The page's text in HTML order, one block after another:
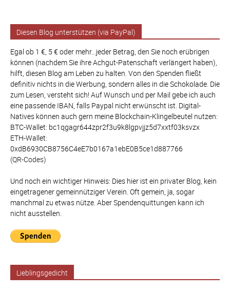
Diesen Blog unterstützen (via PayPal)
Egal ob 1 €, 5 € oder mehr...jeder Betrag, den Sie noch erübrigen
können (nachdem Sie ihre Achgut-Patenschaft verlängert haben),
hilft, diesen Blog am Leben zu halten. Von den Spenden fließt
definitiv nichts in die Werbung, sondern alles in die Schokolade. Die
zum Lesen, versteht sich! Auf Wunsch und per Mail gebe ich auch
eine passende IBAN, falls Paypal nicht erwünscht ist. Digital-
Natives können auch gern meine Blockchain-Klingelbeutel nutzen:
BTC-Wallet: bc1qgagr644zpr2f3u9k8lgpvjjz5d7xxtf03ksvzx
ETH-Wallet:
0xdB6930CB8756C4eE7b0167a1ebE0B5ce1d887766
(QR-Codes)
Und noch ein wichtiger Hinweis: Dies hier ist ein privater Blog, kein
eingetragener gemeinnütziger Verein. Oft gemein, ja, sogar
manchmal zu etwas nütze. Aber Spendenquittungen kann ich
nicht ausstellen.
Lieblingsgedicht